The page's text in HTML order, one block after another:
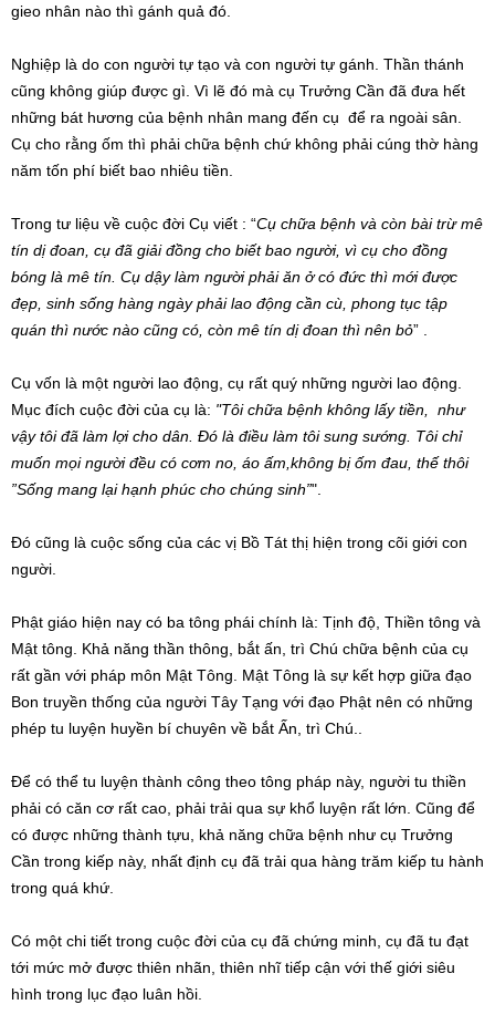
gieo nhân nào thì gánh quả đó.
Nghiệp là do con người tự tạo và con người tự gánh. Thần thánh
cũng không giúp được gì. Vì lẽ đó mà cụ Trưởng Cần đã đưa hết
những bát hương của bệnh nhân mang đến cụ để ra ngoài sân.
Cụ cho rằng ốm thì phải chữa bệnh chứ không phải cúng thờ hàng
năm tốn phí biết bao nhiêu tiền.
Trong tư liệu về cuộc đời Cụ viết : “Cụ chữa bệnh và còn bài trừ mê
tín dị đoan, cụ đã giải đồng cho biết bao người, vì cụ cho đồng
bóng là mê tín. Cụ dậy làm người phải ăn ở có đức thì mới được
đẹp, sinh sống hàng ngày phải lao động cần cù, phong tục tập
quán thì nước nào cũng có, còn mê tín dị đoan thì nên bỏ” .
Cụ vốn là một người lao động, cụ rất quý những người lao động.
Mục đích cuộc đời của cụ là: "Tôi chữa bệnh không lấy tiền, như
vậy tôi đã làm lợi cho dân. Đó là điều làm tôi sung sướng. Tôi chỉ
muốn mọi người đều có cơm no, áo ấm,không bị ốm đau, thế thôi
”Sống mang lại hạnh phúc cho chúng sinh”".
Đó cũng là cuộc sống của các vị Bồ Tát thị hiện trong cõi giới con
người.
Phật giáo hiện nay có ba tông phái chính là: Tịnh độ, Thiền tông và
Mật tông. Khả năng thần thông, bắt ấn, trì Chú chữa bệnh của cụ
rất gần với pháp môn Mật Tông. Mật Tông là sự kết hợp giữa đạo
Bon truyền thống của người Tây Tạng với đạo Phật nên có những
phép tu luyện huyền bí chuyên về bắt Ấn, trì Chú..
Để có thể tu luyện thành công theo tông pháp này, người tu thiền
phải có căn cơ rất cao, phải trải qua sự khổ luyện rất lớn. Cũng để
có được những thành tựu, khả năng chữa bệnh như cụ Trưởng
Cần trong kiếp này, nhất định cụ đã trải qua hàng trăm kiếp tu hành
trong quá khứ.
Có một chi tiết trong cuộc đời của cụ đã chứng minh, cụ đã tu đạt
tới mức mở được thiên nhãn, thiên nhĩ tiếp cận với thế giới siêu
hình trong lục đạo luân hồi.